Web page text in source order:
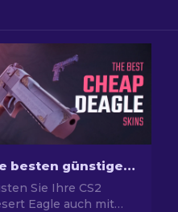
Die besten günstigen Desert Eagle Skins im CS2
Sie Ihre CS2
Eagle auch mit